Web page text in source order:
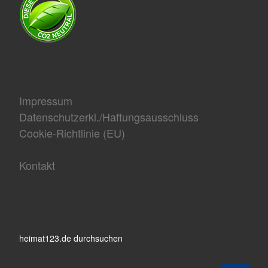
Impressum
Datenschutzerkl./Haftungsausschluss
Cookie-Richtlinie (EU)
Kontakt
heimat123.de durchsuchen